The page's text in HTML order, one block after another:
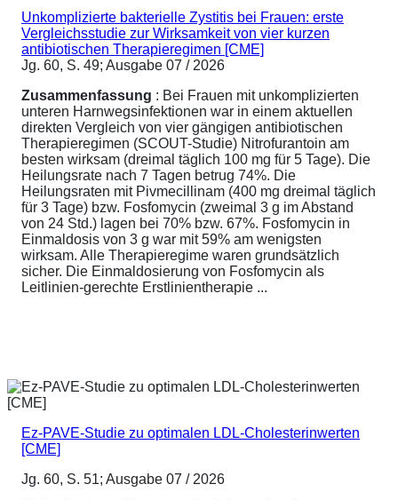
Unkomplizierte bakterielle Zystitis bei Frauen: erste
Vergleichsstudie zur Wirksamkeit von vier kurzen
antibiotischen Therapieregimen [CME]
Jg. 60, S. 49; Ausgabe 07 / 2026
Zusammenfassung : Bei Frauen mit unkomplizierten
unteren Harnwegsinfektionen war in einem aktuellen
direkten Vergleich von vier gängigen antibiotischen
Therapieregimen (SCOUT-Studie) Nitrofurantoin am
besten wirksam (dreimal täglich 100 mg für 5 Tage). Die
Heilungsrate nach 7 Tagen betrug 74%. Die
Heilungsraten mit Pivmecillinam (400 mg dreimal täglich
für 3 Tage) bzw. Fosfomycin (zweimal 3 g im Abstand
von 24 Std.) lagen bei 70% bzw. 67%. Fosfomycin in
Einmaldosis von 3 g war mit 59% am wenigsten
wirksam. Alle Therapieregime waren grundsätzlich
sicher. Die Einmaldosierung von Fosfomycin als
Leitlinien-gerechte Erstlinientherapie ...
Ez-PAVE-Studie zu optimalen LDL-Cholesterinwerten
[CME]
Jg. 60, S. 51; Ausgabe 07 / 2026